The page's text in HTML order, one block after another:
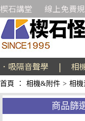
楔石講堂 線上免費
．吸隔音聲學 | 相
首頁 ： 相機&附件 > 相機
商品篩